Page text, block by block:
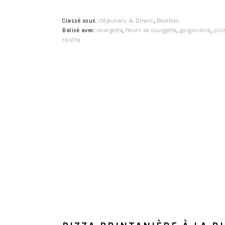
Classé sous : Déjeuners & Dîners, Recettes
Balisé avec :courgette, fleurs de courgette, gorgonzola,
ricotta